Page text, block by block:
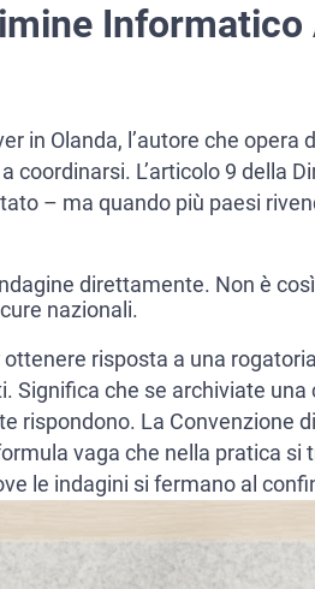
in Olanda, l’autore che opera
L’articolo 9 della
– ma quando più paesi
direttamente. Non è
nazionali.
risposta a una
che se archiviate
La Convenzione
vaga che nella pratica
le indagini si fermano al